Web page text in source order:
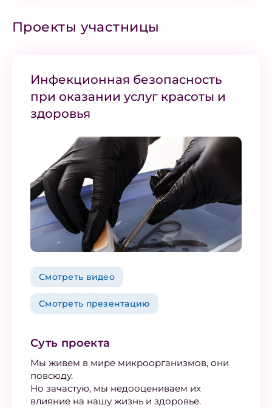
Проекты участницы
Инфекционная безопасность
при оказании услуг красоты и
здоровья
Смотреть видео
Смотреть презентацию
Суть проекта
Мы живем в мире микроорганизмов, они
повсюду.
Но зачастую, мы недооцениваем их
влияние на нашу жизнь и здоровье.